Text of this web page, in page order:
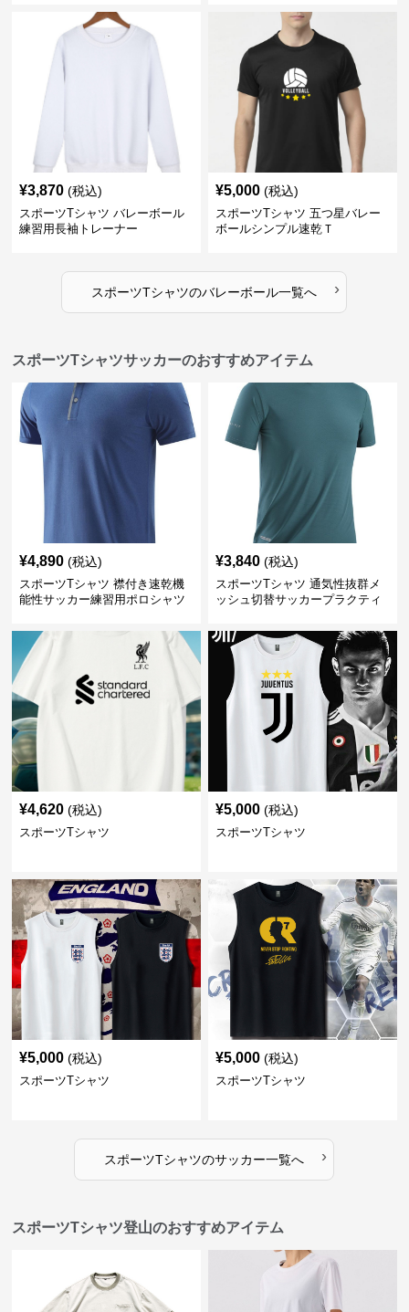
¥3,870 (税込)
スポーツTシャツ バレーボール
練習用長袖トレーナー
¥5,000 (税込)
スポーツTシャツ 五つ星バレー
ボールシンプル速乾Ｔ
スポーツTシャツのバレーボール一覧へ ›
スポーツTシャツサッカーのおすすめアイテム
¥4,890 (税込)
スポーツTシャツ 襟付き速乾機
能性サッカー練習用ポロシャツ
¥3,840 (税込)
スポーツTシャツ 通気性抜群メ
ッシュ切替サッカープラクティ
¥4,620 (税込)
スポーツTシャツ
¥5,000 (税込)
スポーツTシャツ
¥5,000 (税込)
スポーツTシャツ
¥5,000 (税込)
スポーツTシャツ
スポーツTシャツのサッカー一覧へ ›
スポーツTシャツ登山のおすすめアイテム